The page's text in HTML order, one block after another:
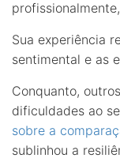
Sua experiência
sentimental e as
Conquanto,
dificuldades ao
sobre a
sublinhou a